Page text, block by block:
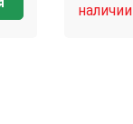
наличии